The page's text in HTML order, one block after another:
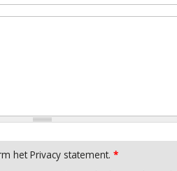
het Privacy statement. *